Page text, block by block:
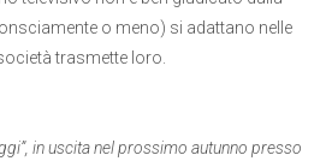
o meno) si adattano nelle
trasmette loro.
in uscita nel prossimo autunno presso